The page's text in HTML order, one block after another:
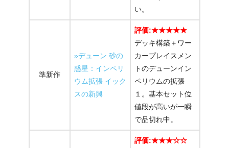
い。
準新作
»デューン 砂の
惑星：インペリ
ウム拡張 イック
スの新興
評価:★★★★★
デッキ構築＋ワー
カープレイスメン
トのデューンイン
ペリウムの拡張
１。基本セット位
値段が高いが一瞬
で品切れ中。
評価:★★★☆☆